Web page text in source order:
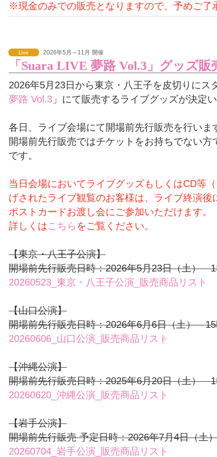
※現金のみでの販売となりますので、予めご了
2026年5月～11月 開催
「Suara LIVE 夢路 Vol.3」グッズ
2026年5月23日から東京・八王子を皮切りにス
夢路 Vol.3 」にて販売するライブグッズが決定
各日、ライブ会場にて開場前先行販売を行いま
開場前先行販売ではチケットをお持ちでない方
です。
当日会場においてライブグッズもしくはCD等
げされたライブ観覧のお客様は、ライブ終演後
ポストカードお渡し会にご参加いただけます。
詳しくはこちら をご覧ください。
【東京・八王子公演】
開場前先行販売日時：2026年5月23日（土）
20260523_東京・八王子公演_販売商品リスト
【山口公演】
開場前先行販売日時：2026年6月6日（土）
20260606_山口公演_販売商品リスト
【沖縄公演】
開場前先行販売日時：2025年6月20日（土）
20260620_沖縄公演_販売商品リスト
【岩手公演】
開場前先行販売 予定日時：2026年7月4日（土
20260704_岩手公演_販売商品リスト